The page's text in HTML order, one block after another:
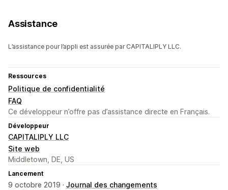
Assistance
L’assistance pour l’appli est assurée par CAPITALIPLY LLC.
Ressources
Politique de confidentialité
FAQ
Ce développeur n’offre pas d’assistance directe en Français.
Développeur
CAPITALIPLY LLC
Site web
Middletown, DE, US
Lancement
9 octobre 2019 · Journal des changements